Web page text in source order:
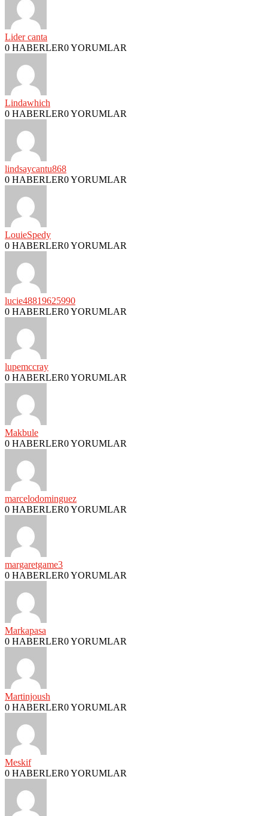
Lider canta
0 HABERLER0 YORUMLAR
Lindawhich
0 HABERLER0 YORUMLAR
lindsaycantu868
0 HABERLER0 YORUMLAR
LouieSpedy
0 HABERLER0 YORUMLAR
lucie48819625990
0 HABERLER0 YORUMLAR
lupemccray
0 HABERLER0 YORUMLAR
Makbule
0 HABERLER0 YORUMLAR
marcelodominguez
0 HABERLER0 YORUMLAR
margaretgame3
0 HABERLER0 YORUMLAR
Markapasa
0 HABERLER0 YORUMLAR
Martinjoush
0 HABERLER0 YORUMLAR
Meskif
0 HABERLER0 YORUMLAR